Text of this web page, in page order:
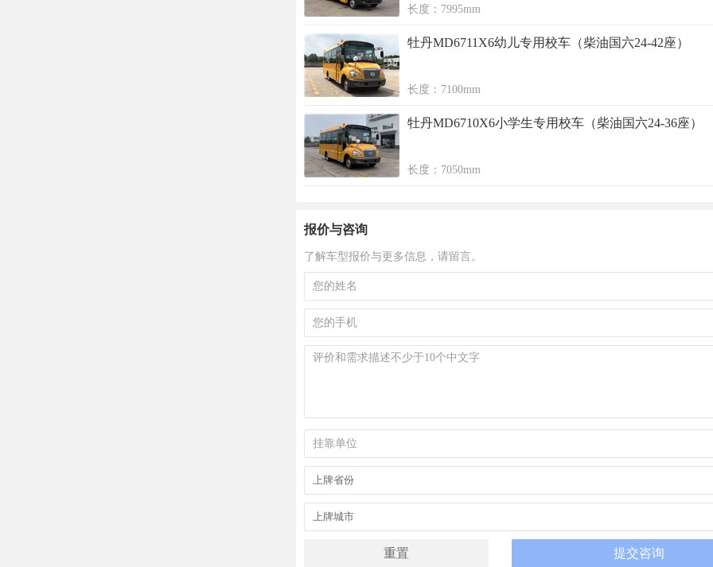
长度：7995mm
牡丹MD6711X6幼儿专用校车（柴油国六24-42座）
长度：7100mm
牡丹MD6710X6小学生专用校车（柴油国六24-36座）
长度：7050mm
报价与咨询
了解车型报价与更多信息，请留言。